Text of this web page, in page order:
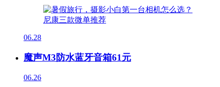
06.28
魔声M3防水蓝牙音箱61元
06.26